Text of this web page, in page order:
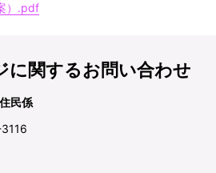
）.pdf
に関するお問い合わせ
民係